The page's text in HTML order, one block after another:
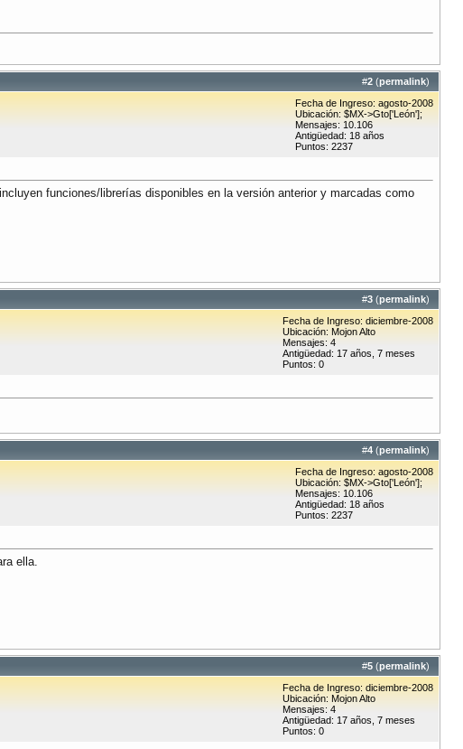
#2 (permalink)
Fecha de Ingreso: agosto-2008
Ubicación: $MX->Gto['León'];
Mensajes: 10.106
Antigüedad: 18 años
Puntos: 2237
funciones/librerías disponibles en la versión anterior y marcadas como
#3 (permalink)
Fecha de Ingreso: diciembre-2008
Ubicación: Mojon Alto
Mensajes: 4
Antigüedad: 17 años, 7 meses
Puntos: 0
#4 (permalink)
Fecha de Ingreso: agosto-2008
Ubicación: $MX->Gto['León'];
Mensajes: 10.106
Antigüedad: 18 años
Puntos: 2237
ella.
#5 (permalink)
Fecha de Ingreso: diciembre-2008
Ubicación: Mojon Alto
Mensajes: 4
Antigüedad: 17 años, 7 meses
Puntos: 0